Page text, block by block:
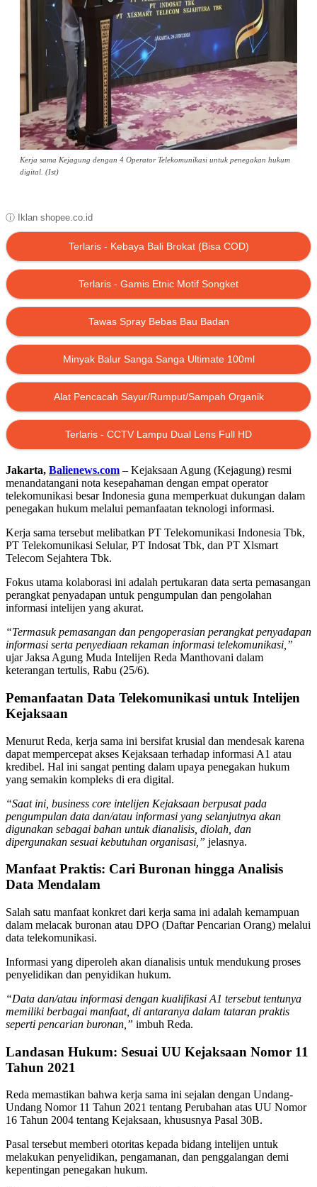
Kerja sama Kejagung dengan 4 Operator Telekomunikasi untuk penegakan hukum
digital. (Ist)
ⓘ Iklan shopee.co.id
Terlaris - Kebaya Bali Brokat (Bisa COD)
Terlaris - Gamis Etnic Motif Songket
Tawas Spray Bebas Bau Badan
Minyak Balur Sanga Sanga Ultimate 100ml
Alat Pencacah Sayur/Rumput/Sampah Organik
Terlaris - CCTV Lampu Dual Lens Full HD
Jakarta, Balienews.com – Kejaksaan Agung (Kejagung) resmi
menandatangani nota kesepahaman dengan empat operator
telekomunikasi besar Indonesia guna memperkuat dukungan dalam
penegakan hukum melalui pemanfaatan teknologi informasi.
Kerja sama tersebut melibatkan PT Telekomunikasi Indonesia Tbk,
PT Telekomunikasi Selular, PT Indosat Tbk, dan PT Xlsmart
Telecom Sejahtera Tbk.
Fokus utama kolaborasi ini adalah pertukaran data serta pemasangan
perangkat penyadapan untuk pengumpulan dan pengolahan
informasi intelijen yang akurat.
“Termasuk pemasangan dan pengoperasian perangkat penyadapan
informasi serta penyediaan rekaman informasi telekomunikasi,”
ujar Jaksa Agung Muda Intelijen Reda Manthovani dalam
keterangan tertulis, Rabu (25/6).
Pemanfaatan Data Telekomunikasi untuk Intelijen
Kejaksaan
Menurut Reda, kerja sama ini bersifat krusial dan mendesak karena
dapat mempercepat akses Kejaksaan terhadap informasi A1 atau
kredibel. Hal ini sangat penting dalam upaya penegakan hukum
yang semakin kompleks di era digital.
“Saat ini, business core intelijen Kejaksaan berpusat pada
pengumpulan data dan/atau informasi yang selanjutnya akan
digunakan sebagai bahan untuk dianalisis, diolah, dan
dipergunakan sesuai kebutuhan organisasi,” jelasnya.
Manfaat Praktis: Cari Buronan hingga Analisis
Data Mendalam
Salah satu manfaat konkret dari kerja sama ini adalah kemampuan
dalam melacak buronan atau DPO (Daftar Pencarian Orang) melalui
data telekomunikasi.
Informasi yang diperoleh akan dianalisis untuk mendukung proses
penyelidikan dan penyidikan hukum.
“Data dan/atau informasi dengan kualifikasi A1 tersebut tentunya
memiliki berbagai manfaat, di antaranya dalam tataran praktis
seperti pencarian buronan,” imbuh Reda.
Landasan Hukum: Sesuai UU Kejaksaan Nomor 11
Tahun 2021
Reda memastikan bahwa kerja sama ini sejalan dengan Undang-
Undang Nomor 11 Tahun 2021 tentang Perubahan atas UU Nomor
16 Tahun 2004 tentang Kejaksaan, khususnya Pasal 30B.
Pasal tersebut memberi otoritas kepada bidang intelijen untuk
melakukan penyelidikan, pengamanan, dan penggalangan demi
kepentingan penegakan hukum.